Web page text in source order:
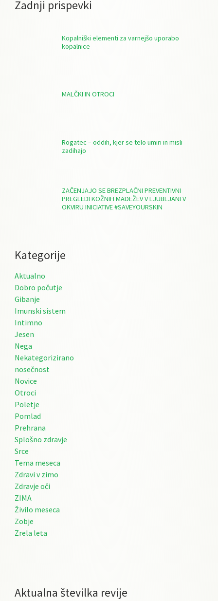
Zadnji prispevki
Kopalniški elementi za varnejšo uporabo
kopalnice
MALČKI IN OTROCI
Rogatec – oddih, kjer se telo umiri in misli
zadihajo
ZAČENJAJO SE BREZPLAČNI PREVENTIVNI
PREGLEDI KOŽNIH MADEŽEV V LJUBLJANI V
OKVIRU INICIATIVE #SAVEYOURSKIN
Kategorije
Aktualno
Dobro počutje
Gibanje
Imunski sistem
Intimno
Jesen
Nega
Nekategorizirano
nosečnost
Novice
Otroci
Poletje
Pomlad
Prehrana
Splošno zdravje
Srce
Tema meseca
Zdravi v zimo
Zdravje oči
ZIMA
Živilo meseca
Zobje
Zrela leta
Aktualna številka revije